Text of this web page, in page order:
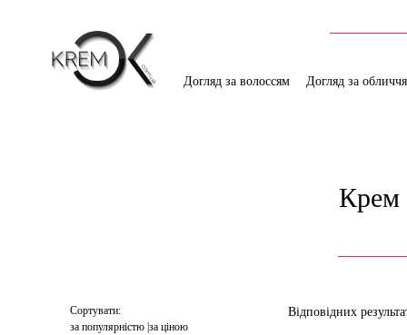
Догляд за волоссям Догляд за
Крем
Сортувати:
за популярністю за ціною
Відповідних